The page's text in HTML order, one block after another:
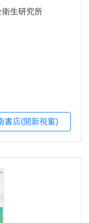
生研究所
書店(開新視窗)